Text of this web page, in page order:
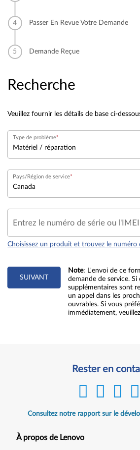
Passer En Revue Votre Demande
Demande Reçue
Recherche
Veuillez fournir les détails de base ci-
Type de problème
Pays/Région de service
Entrez le numéro de série ou l'IMEI
Choisissez un produit et trouvez le numéro
SUIVANT
Note: L'envoi de ce
demande de service.
supplémentaires sont
un appel dans les
ouvrables. Si vous
immédiatement, veuillez
Rester en
Consultez notre rapport sur le
À propos de Lenovo